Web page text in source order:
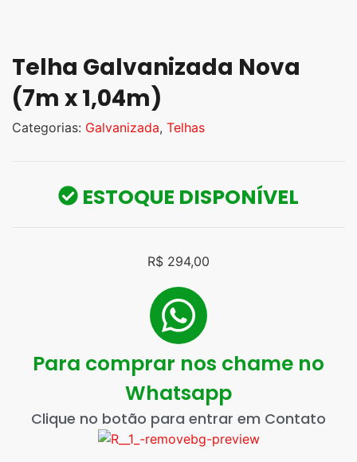
Telha Galvanizada Nova
(7m x 1,04m)
Categorias: Galvanizada, Telhas
ESTOQUE DISPONÍVEL
R$ 294,00
Para comprar nos chame no
Whatsapp
Clique no botão para entrar em Contato